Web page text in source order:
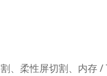
、柔性屏切割、内存 /